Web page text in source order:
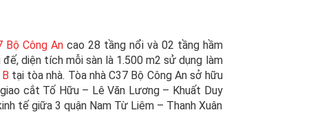
Bộ Công Ancao 28 tầng nổi và 02 tầng hầm
diện tích mỗi sàn là 1.500 m2 sử dụng làm
tại tòa nhà. Tòa nhà C37 Bộ Công An sở hữu
cắt Tố Hữu – Lê Văn Lương – Khuất Duy
tế giữa 3 quận Nam Từ Liêm – Thanh Xuân